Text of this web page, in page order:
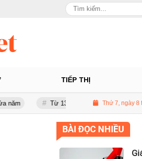
TIẾP THỊ
Từ 130 lên gần 2.700 tỷ đồng - năng lực
Thứ 7, ngày 8
BÀI ĐỌC NHIỀU